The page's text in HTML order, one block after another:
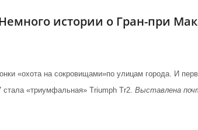
истории о Гран-при
«охота на сокровищами»по улицам города. И
«триумфальная» Triumph Tr2. Выставлена